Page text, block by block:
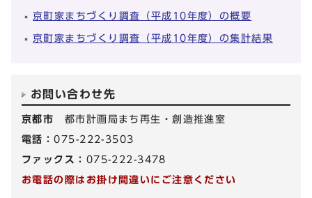
京町家まちづくり調査（平成10年度）の概要
京町家まちづくり調査（平成10年度）の集計結果
お問い合わせ先
京都市 都市計画局まち再生・創造推進室
電話：075-222-3503
ファックス： 075-222-3478
お電話の際はお掛け間違いにご注意ください